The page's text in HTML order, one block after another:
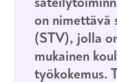
on nimettävä
(STV), jolla
mukainen
työkokemus.